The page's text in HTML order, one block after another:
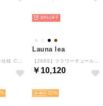
30%
ふわふわクッション仕様 COZMO PF W レディース 本革 コンフォートサンダル （PURE CASHMERE）
Launa lea
【26SS】フラワーチュールストラップパンプス(0600A) （ブラックZ/C）
￥10,120
15